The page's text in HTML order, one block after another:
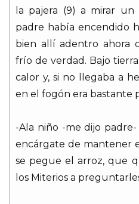
la pajera (9) a mirar
padre había encendido
bien allí adentro ahora
frío de verdad. Bajo
calor y, si no llegaba a
en el fogón era bastante
-Ala niño -me dijo
encárgate de mantener
se pegue el arroz, que
los Miterios a